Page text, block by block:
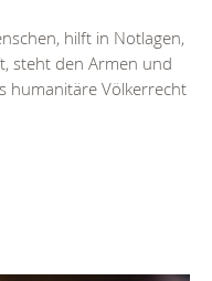
hilft in Notlagen,
steht den Armen und
humanitäre Völkerrecht